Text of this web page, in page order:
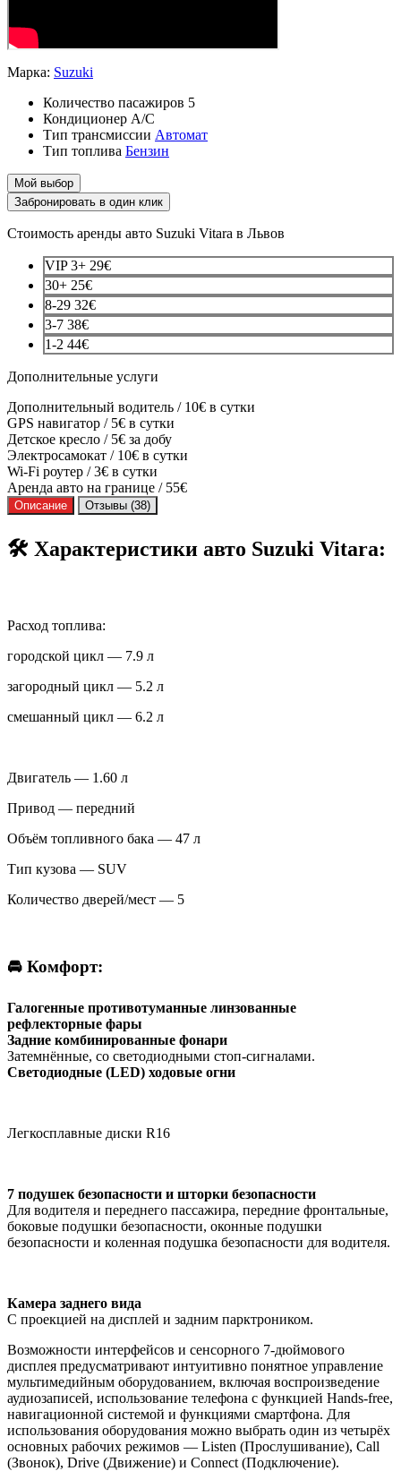
Марка: Suzuki
Количество пасажиров 5
Кондиционер A/C
Тип трансмиссии Автомат
Тип топлива Бензин
Мой выбор
Забронировать в один клик
Стоимость аренды авто Suzuki Vitara в Львов
VIP 3+ 29€
30+ 25€
8-29 32€
3-7 38€
1-2 44€
Дополнительные услуги
Дополнительный водитель / 10€ в сутки
GPS навигатор / 5€ в сутки
Детское кресло / 5€ за добу
Электросамокат / 10€ в сутки
Wi-Fi роутер / 3€ в сутки
Аренда авто на границе / 55€
Описание Отзывы (38)
🛠️ Характеристики авто Suzuki Vitara:
Расход топлива:
городской цикл — 7.9 л
загородный цикл — 5.2 л
смешанный цикл — 6.2 л
Двигатель — 1.60 л
Привод — передний
Объём топливного бака — 47 л
Тип кузова — SUV
Количество дверей/мест — 5
🚘 Комфорт:
Галогенные противотуманные линзованные
рефлекторные фары
Задние комбинированные фонари
Затемнённые, со светодиодными стоп-сигналами.
Светодиодные (LED) ходовые огни
Легкосплавные диски R16
7 подушек безопасности и шторки безопасности
Для водителя и переднего пассажира, передние фронтальные,
боковые подушки безопасности, оконные подушки
безопасности и коленная подушка безопасности для водителя.
Камера заднего вида
С проекцией на дисплей и задним парктроником.
Возможности интерфейсов и сенсорного 7-дюймового
дисплея предусматривают интуитивно понятное управление
мультимедийным оборудованием, включая воспроизведение
аудиозаписей, использование телефона с функцией Hands-free,
навигационной системой и функциями смартфона. Для
использования оборудования можно выбрать один из четырёх
основных рабочих режимов — Listen (Прослушивание), Call
(Звонок), Drive (Движение) и Connect (Подключение).